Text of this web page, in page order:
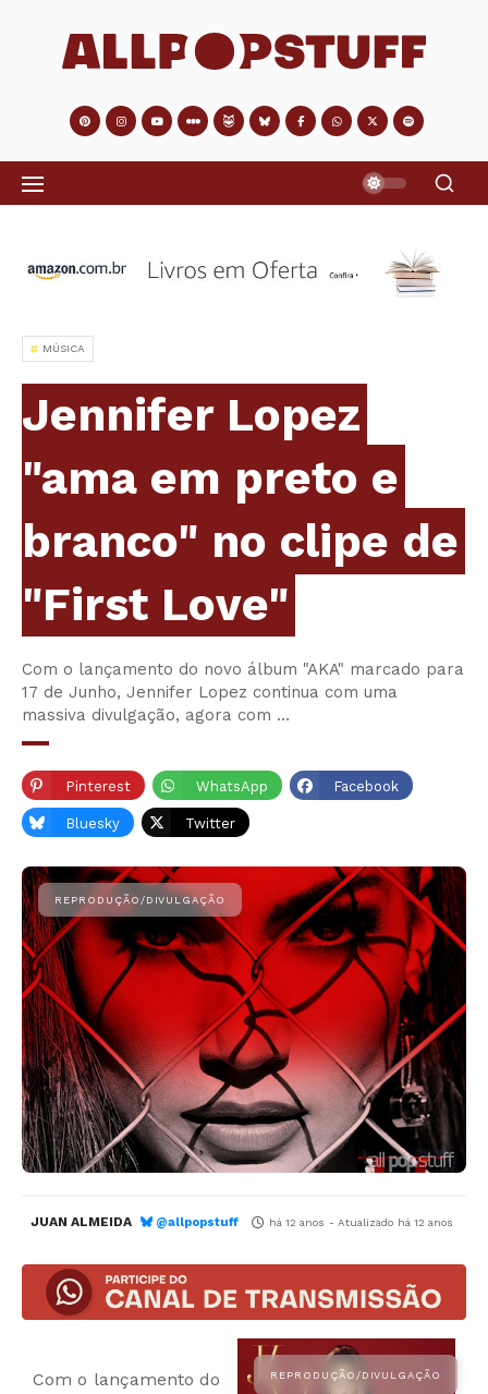
MÚSICA
Jennifer Lopez
"ama em preto e
branco" no clipe de
"First Love"
Com o lançamento do novo álbum "AKA" marcado para
17 de Junho, Jennifer Lopez continua com uma
massiva divulgação, agora com …
Pinterest WhatsApp Facebook
Bluesky Twitter
JUAN ALMEIDA @allpopstuff há 12 anos - Atualizado há 12 anos
Com o lançamento do